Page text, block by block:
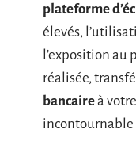
plateforme
élevés,
l’exposition au
réalisée,
bancaireà
incontournable